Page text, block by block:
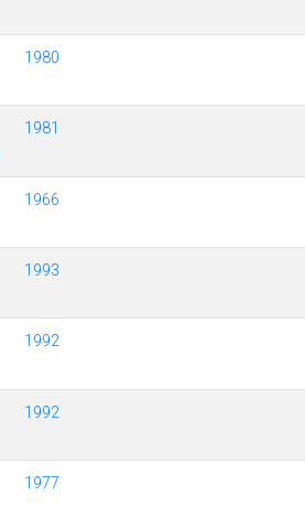
1980
1981
1966
1993
1992
1992
1977